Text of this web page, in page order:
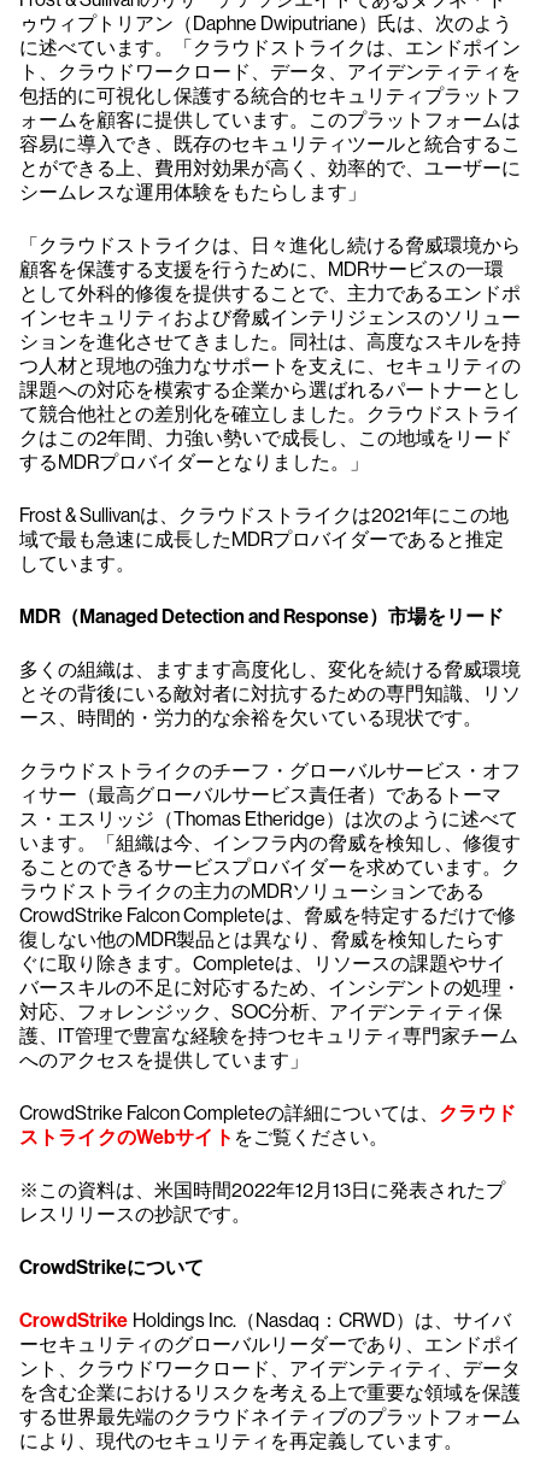
ゥウィプトリアン（Daphne Dwiputriane）氏は、次のよう
に述べています。「クラウドストライクは、エンドポイン
ト、クラウドワークロード、データ、アイデンティティを
包括的に可視化し保護する統合的セキュリティプラットフ
ォームを顧客に提供しています。このプラットフォームは
容易に導入でき、既存のセキュリティツールと統合するこ
とができる上、費用対効果が高く、効率的で、ユーザーに
シームレスな運用体験をもたらします」
「クラウドストライクは、日々進化し続ける脅威環境から
顧客を保護する支援を行うために、MDRサービスの一環
として外科的修復を提供することで、主力であるエンドポ
インセキュリティおよび脅威インテリジェンスのソリュー
ションを進化させてきました。同社は、高度なスキルを持
つ人材と現地の強力なサポートを支えに、セキュリティの
課題への対応を模索する企業から選ばれるパートナーとし
て競合他社との差別化を確立しました。クラウドストライ
クはこの2年間、力強い勢いで成長し、この地域をリード
するMDRプロバイダーとなりました。」
Frost & Sullivanは、クラウドストライクは2021年にこの地
域で最も急速に成長したMDRプロバイダーであると推定
しています。
MDR（Managed Detection and Response）市場をリード
多くの組織は、ますます高度化し、変化を続ける脅威環境
とその背後にいる敵対者に対抗するための専門知識、リソ
ース、時間的・労力的な余裕を欠いている現状です。
クラウドストライクのチーフ・グローバルサービス・オフ
ィサー（最高グローバルサービス責任者）であるトーマ
ス・エスリッジ（Thomas Etheridge）は次のように述べて
います。「組織は今、インフラ内の脅威を検知し、修復す
ることのできるサービスプロバイダーを求めています。ク
ラウドストライクの主力のMDRソリューションである
CrowdStrike Falcon Completeは、脅威を特定するだけで修
復しない他のMDR製品とは異なり、脅威を検知したらす
ぐに取り除きます。Completeは、リソースの課題やサイ
バースキルの不足に対応するため、インシデントの処理・
対応、フォレンジック、SOC分析、アイデンティティ保
護、IT管理で豊富な経験を持つセキュリティ専門家チーム
へのアクセスを提供しています」
CrowdStrike Falcon Completeの詳細については、 クラウド
ストライクのWebサイト をご覧ください。
※この資料は、米国時間2022年12月13日に発表されたプ
レスリリースの抄訳です。
CrowdStrikeについて
CrowdStrike Holdings Inc.（Nasdaq：CRWD）は、サイバ
ーセキュリティのグローバルリーダーであり、エンドポイ
ント、クラウドワークロード、アイデンティティ、データ
を含む企業におけるリスクを考える上で重要な領域を保護
する世界最先端のクラウドネイティブのプラットフォーム
により、現代のセキュリティを再定義しています。